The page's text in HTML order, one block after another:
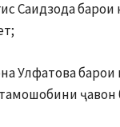
Саидзода
Улфатова